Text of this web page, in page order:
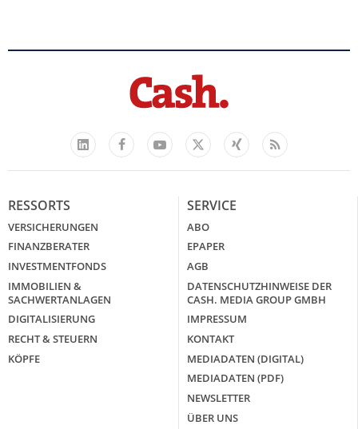
LinkedIn
FacebookYouTube
X
Xing Feed
RESSORTS
VERSICHERUNGEN
FINANZBERATER
INVESTMENTFONDS
IMMOBILIEN &
SACHWERTANLAGEN
DIGITALISIERUNG
RECHT & STEUERN
KÖPFE
SERVICE
ABO
EPAPER
AGB
DATENSCHUTZHINWEISE DER
CASH. MEDIA GROUP GMBH
IMPRESSUM
KONTAKT
MEDIADATEN (DIGITAL)
MEDIADATEN (PDF)
NEWSLETTER
ÜBER UNS